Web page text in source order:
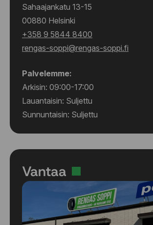
Sahaajankatu 13-15
00880 Helsinki
+358 9 5844 8400
rengas-soppi@rengas-soppi.fi
Palvelemme:
Arkisin: 09:00-17:00
Lauantaisin: Suljettu
Sunnuntaisin: Suljettu
Vantaa